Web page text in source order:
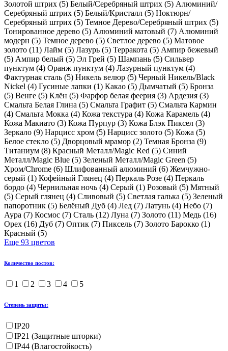
Золотой штрих (5) Белый/Серебряный штрих (5) Алюминий/
Серебряный штрих (5) Белый/Кристалл (5) Ноктюрн/
Серебряный штрих (5) Темное Дерево/Серебряный штрих (5)
Тонированное дерево (5) Алюминий матовый (7) Алюминий
модерн (5) Темное дерево (5) Светлое дерево (5) Матовое
золото (11) Лайм (5) Лазурь (5) Терракота (5) Ампир бежевый
(5) Ампир белый (5) Эл Грей (5) Шампань (5) Сильвер
пунктум (4) Оранж пунктум (4) Лазурный пунктум (4)
Фактурная сталь (5) Никель велюр (5) Черный Никель/Black
Nickel (4) Гусиные лапки (1) Какао (5) Дымчатый (5) Бронза
(5) Венге (5) Клён (5) Фарфор белая феерия (3) Ардезия (3)
Смальта Белая Глина (5) Смальта Графит (5) Смальта Кармин
(4) Смальта Мокка (4) Кожа текстура (4) Кожа Карамель (4)
Кожа Макиато (3) Кожа Пурпур (3) Кожа Блэк Пиксел (3)
Зеркало (9) Нарцисс хром (5) Нарцисс золото (5) Кожа (5)
Белое стекло (5) Дворцовый мрамор (2) Темная Бронза (9)
Титаниум (8) Красный Металл/Magic Red (5) Синий
Металл/Magic Blue (5) Зеленый Металл/Magic Green (5)
Хром/Chrome (6) Шлифованный алюминий (6) Жемчужно-
серый (1) Кофейный Глянец (4) Перкаль Розе (4) Перкаль
бордо (4) Чернильная ночь (4) Серый (1) Розовый (5) Мятный
(5) Серый глянец (4) Сливовый (5) Светлая галька (5) Зеленый
папоротник (5) Белёный Дуб (4) Лед (7) Латунь (4) Небо (7)
Аура (7) Космоc (7) Сталь (12) Луна (7) Золото (11) Медь (16)
Орех (16) Дуб (7) Оптик (7) Пиксель (7) Золото Барокко (1)
Красный (5)
Еще 93 цветов
Количество постов:
1 2 3 4 5
Степень защиты:
IP20
IP21 (Защитные шторки)
IP44 (Влагостойкость)